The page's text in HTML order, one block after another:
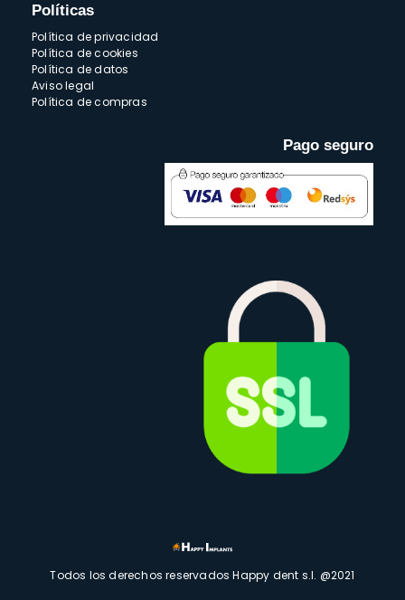
Políticas
Política de privacidad
Política de cookies
Política de datos
Aviso legal
Política de compras
Pago seguro
Todos los derechos reservados Happy dent s.l. @2021